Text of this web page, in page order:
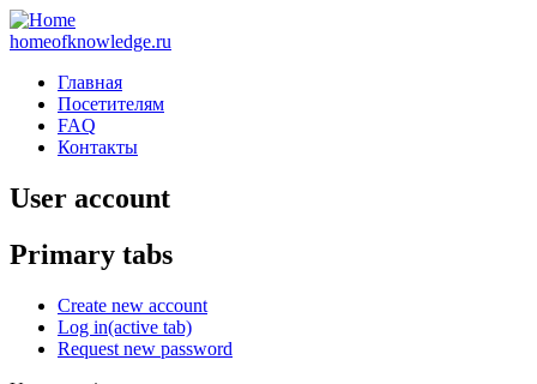
homeofknowledge.ru
Главная
Посетителям
FAQ
Контакты
User account
Primary tabs
Create new account
Log in(active tab)
Request new password